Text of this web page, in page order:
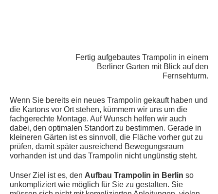
Fertig aufgebautes Trampolin in einem
Berliner Garten mit Blick auf den
Fernsehturm.
Wenn Sie bereits ein neues Trampolin gekauft haben und
die Kartons vor Ort stehen, kümmern wir uns um die
fachgerechte Montage. Auf Wunsch helfen wir auch
dabei, den optimalen Standort zu bestimmen. Gerade in
kleineren Gärten ist es sinnvoll, die Fläche vorher gut zu
prüfen, damit später ausreichend Bewegungsraum
vorhanden ist und das Trampolin nicht ungünstig steht.
Unser Ziel ist es, den Aufbau Trampolin in Berlin so
unkompliziert wie möglich für Sie zu gestalten. Sie